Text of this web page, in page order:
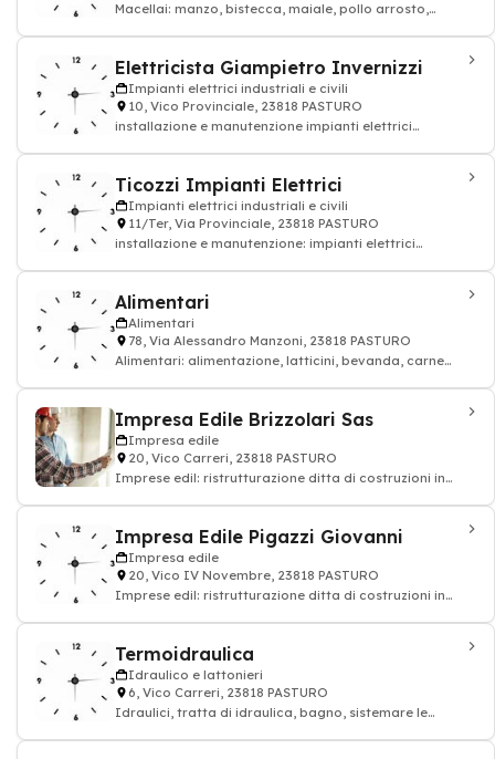
Macellai: manzo, bistecca, maiale, pollo arrosto,
Elettricista Giampietro Invernizzi
Impianti elettrici industriali e civili
10, Vico Provinciale, 23818 PASTURO
installazione e manutenzione impianti elettrici
Ticozzi Impianti Elettrici
Impianti elettrici industriali e civili
11/Ter, Via Provinciale, 23818 PASTURO
installazione e manutenzione: impianti elettrici
Alimentari
Alimentari
78, Via Alessandro Manzoni, 23818 PASTURO
Alimentari: alimentazione, latticini, bevanda, carne
Impresa Edile Brizzolari Sas
Impresa edile
20, Vico Carreri, 23818 PASTURO
Imprese edil: ristrutturazione ditta di costruzioni in
Impresa Edile Pigazzi Giovanni
Impresa edile
20, Vico IV Novembre, 23818 PASTURO
Imprese edil: ristrutturazione ditta di costruzioni in
Termoidraulica
Idraulico e lattonieri
6, Vico Carreri, 23818 PASTURO
Idraulici, tratta di idraulica, bagno, sistemare le